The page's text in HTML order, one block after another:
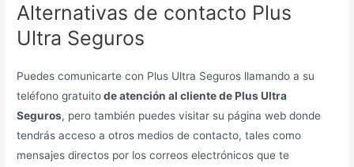
Alternativas de contacto Plus
Ultra Seguros
Puedes comunicarte con Plus Ultra Seguros llamando a su
teléfono gratuitode atención al cliente de Plus Ultra
Seguros, pero también puedes visitar su página web donde
tendrás acceso a otros medios de contacto, tales como
mensajes directos por los correos electrónicos que te